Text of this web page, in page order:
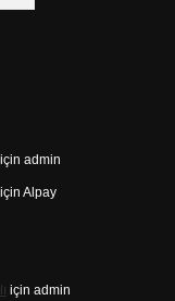
admin
Alpay
için admin